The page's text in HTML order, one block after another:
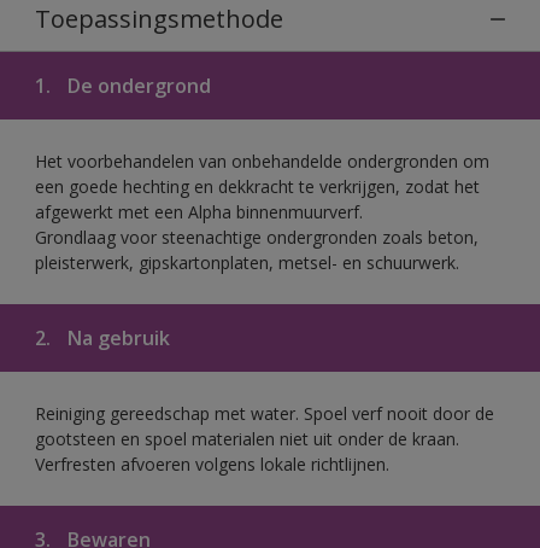
Toepassingsmethode
1. De ondergrond
Het voorbehandelen van onbehandelde ondergronden om
een goede hechting en dekkracht te verkrijgen, zodat het
afgewerkt met een Alpha binnenmuurverf.
Grondlaag voor steenachtige ondergronden zoals beton,
pleisterwerk, gipskartonplaten, metsel- en schuurwerk.
2. Na gebruik
Reiniging gereedschap met water. Spoel verf nooit door de
gootsteen en spoel materialen niet uit onder de kraan.
Verfresten afvoeren volgens lokale richtlijnen.
3. Bewaren